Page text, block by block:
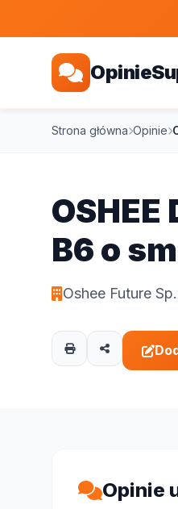
Strona główna Opinie
OSHEE
B6 o
Oshee Future
Opinie